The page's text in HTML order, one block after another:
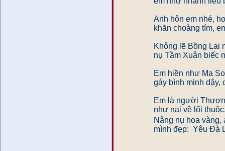
Anh hôn em nhé,
khăn choàng tím,
Không lẽ Bồng Lai
nụ Tầm Xuân biếc
Em hiền như Ma
gáy bình minh dậy,
Em là người
như nai về lối
Nâng nụ hoa
mình đẹp: Yêu Đà